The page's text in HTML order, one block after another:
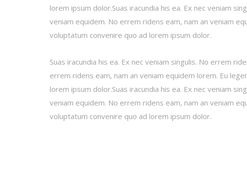
lorem ipsum dolor.Suas iracundia his ea. Ex nec veniam
veniam equidem. No errem ridens eam, nam an veniam
voluptatum convenire quo ad lorem ipsum dolor.
Suas iracundia his ea. Ex nec veniam singulis. No errem
errem ridens eam, nam an veniam equidem lorem. Eu
lorem ipsum dolor.Suas iracundia his ea. Ex nec veniam
veniam equidem. No errem ridens eam, nam an veniam
voluptatum convenire quo ad lorem ipsum dolor.